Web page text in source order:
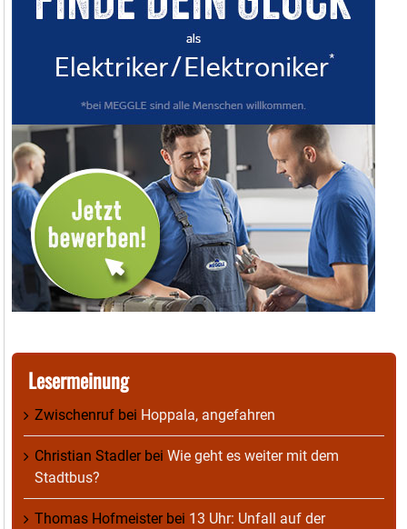
Lesermeinung
Zwischenruf bei Hoppala, angefahren
Christian Stadlerbei Wie geht es weiter mit dem
Stadtbus?
Thomas Hofmeisterbei 13 Uhr: Unfall auf der